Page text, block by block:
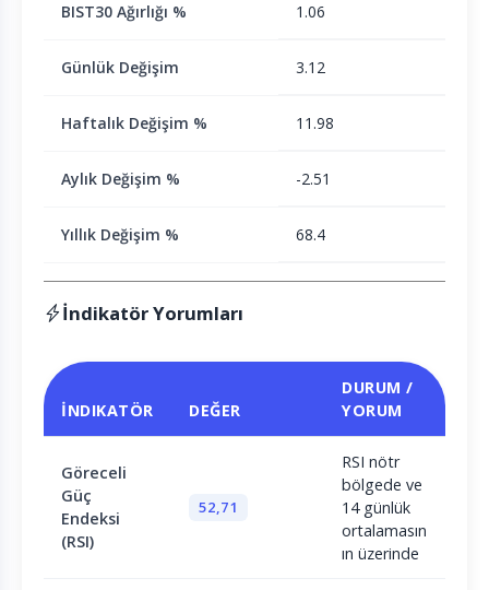
BIST30 Ağırlığı % 1.06
Günlük Değişim 3.12
Haftalık Değişim % 11.98
Aylık Değişim % -2.51
Yıllık Değişim % 68.4
İndikatör Yorumları
İNDIKATÖR DEĞER
DURUM /
YORUM
Göreceli
Güç
Endeksi
(RSI)
52,71
RSI nötr
bölgede ve
14 günlük
ortalamasın
ın üzerinde